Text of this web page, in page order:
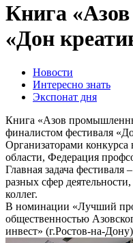
Книга
«Дон
Новости
Интересно знать
Экспонат дня
Книга «Азов
финалистом фестиваля
Организаторами
области, Федерация
Главная задача
разных сфер
коллег.
В номинации «Лучший
общественностью
инвест» (г.Ростов-на-